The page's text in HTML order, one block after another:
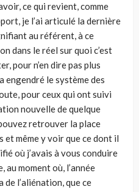
ce qui revient, comme
je l’ai articulé la der­nière
au référent, à ce
dans le réel sur quoi c’est
pour n’en dire pas plus
engendré le système des
pour ceux qui ont suivi
nouvelle de quelque
retrou­ver la place
et même y voir que ce dont il
où j’avais à vous conduire
au moment où, l’année
de l’aliénation, que ce